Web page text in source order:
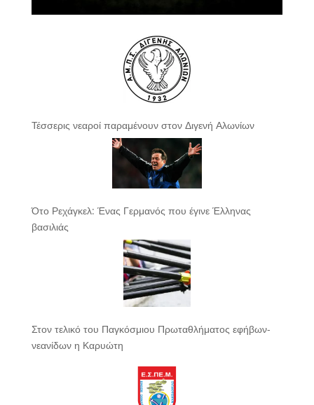
Τέσσερις νεαροί παραμένουν στον Διγενή Αλωνίων
Ότο Ρεχάγκελ: Ένας Γερμανός που έγινε Έλληνας
βασιλιάς
Στον τελικό του Παγκόσμιου Πρωταθλήματος εφήβων-
νεανίδων η Καρυώτη